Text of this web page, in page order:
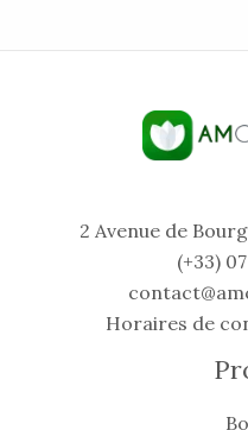
2 Avenue de
(+33)
Horaires de